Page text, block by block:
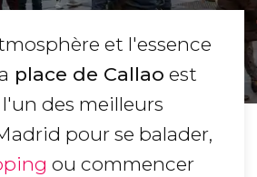
et l'essence
place de Callao est
des meilleurs
pour se balader,
ou commencer